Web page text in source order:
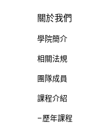
關於我們
學院簡介
相關法規
團隊成員
課程介紹
–歷年課程